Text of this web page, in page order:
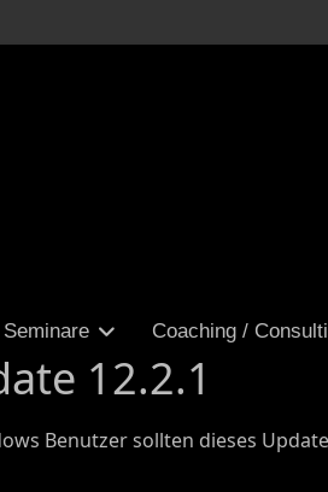
Coaching /
12.2.1
Benutzer sollten dieses Update